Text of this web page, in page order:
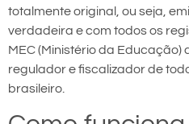
totalmente original, ou seja,
verdadeira e com todos os
MEC (Ministério da Educação)
regulador e fiscalizador de
brasileiro.